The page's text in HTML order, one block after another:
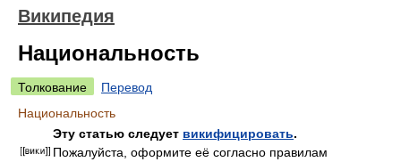
Википедия
Национальность
Толкование
Перевод
Национальность
Эту статью следует викифицировать.
Пожалуйста, оформите её согласно правилам